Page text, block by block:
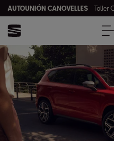
AUTOUNIÓN CANOVELLES Taller